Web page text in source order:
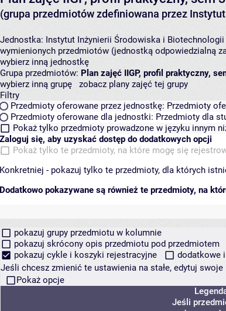
(grupa przedmiotów zdefiniowana przez
Jednostka: Instytut Inżynierii Środowiska i Biotechnologii
wymienionych przedmiotów (jednostką odpowiedzialną
wybierz inną jednostkę
Grupa przedmiotów: Plan zajęć IIGP, profil praktyczny,
wybierz inną grupę
zobacz plany zajęć tej grupy
Filtry
Przedmioty oferowane przez jednostkę: Przedmioty
Przedmioty oferowane dla jednostki: Przedmioty dla
Pokaż tylko przedmioty prowadzone w języku innym
Zaloguj się, aby uzyskać dostęp do dodatkowych opcji
Pokaż tylko te przedmioty, na które mogę się
Konkretniej - pokazuj tylko te przedmioty, dla których
Dodatkowo pokazywane są również te przedmioty, na
pokazuj grupy przedmiotu w kolumnie
pokazuj skrócony opis przedmiotu pod przedmiotem
pokazuj cykle i koszyki rejestracyjne
dodatkowe
Jeśli chcesz zmienić te ustawienia na stałe, edytuj
Pokaż opcje
Jeśli